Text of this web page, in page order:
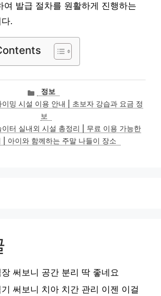
여 발급 절차를 원활하게 진행하는
.
카
테
고
리
정보
이밍 시설 이용 안내 | 초보자 강습과 요금 정
보
이터 실내외 시설 총정리 | 무료 이용 가능한
| 아이와 함께하는 주말 나들이 장소
써보니 공간 분리 딱 좋네요
써보니 치아 치간 관리 이젠 이걸